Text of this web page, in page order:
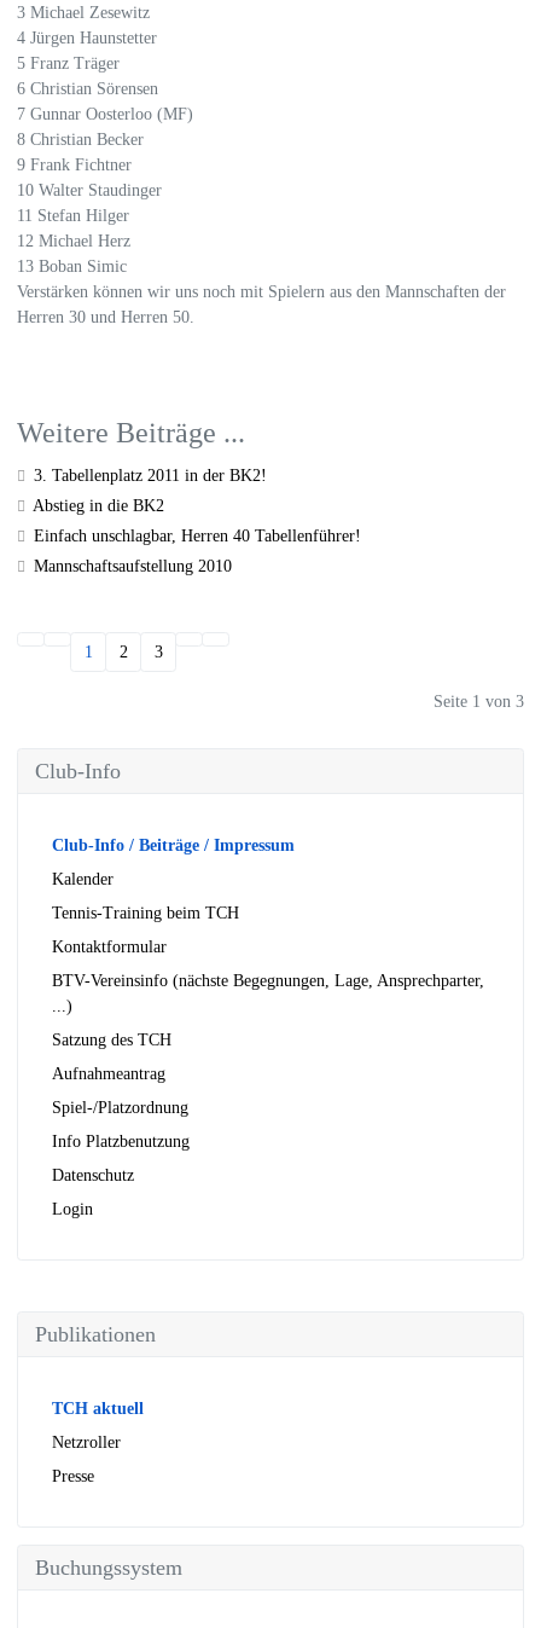
3 Michael Zesewitz
4 Jürgen Haunstetter
5 Franz Träger
6 Christian Sörensen
7 Gunnar Oosterloo (MF)
8 Christian Becker
9 Frank Fichtner
10 Walter Staudinger
11 Stefan Hilger
12 Michael Herz
13 Boban Simic
Verstärken können wir uns noch mit Spielern aus den Mannschaften der
Herren 30 und Herren 50.
Weitere Beiträge ...
3. Tabellenplatz 2011 in der BK2!
Abstieg in die BK2
Einfach unschlagbar, Herren 40 Tabellenführer!
Mannschaftsaufstellung 2010
1 2 3
Seite 1 von 3
Club-Info
Club-Info / Beiträge / Impressum
Kalender
Tennis-Training beim TCH
Kontaktformular
BTV-Vereinsinfo (nächste Begegnungen, Lage, Ansprechparter,
...)
Satzung des TCH
Aufnahmeantrag
Spiel-/Platzordnung
Info Platzbenutzung
Datenschutz
Login
Publikationen
TCH aktuell
Netzroller
Presse
Buchungssystem